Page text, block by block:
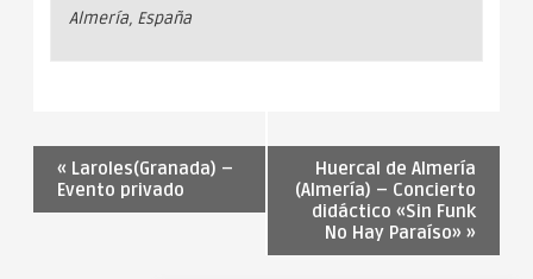
Almería, España
« Laroles(Granada) –
Evento privado
Huercal de Almería
(Almería) – Concierto
didáctico «Sin Funk
No Hay Paraíso»»